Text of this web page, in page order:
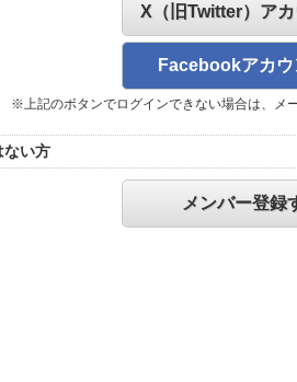
X（旧Twitter）ア
Facebookアカ
※上記のボタンでログインできない場合は、メ
ない方
メンバー登録